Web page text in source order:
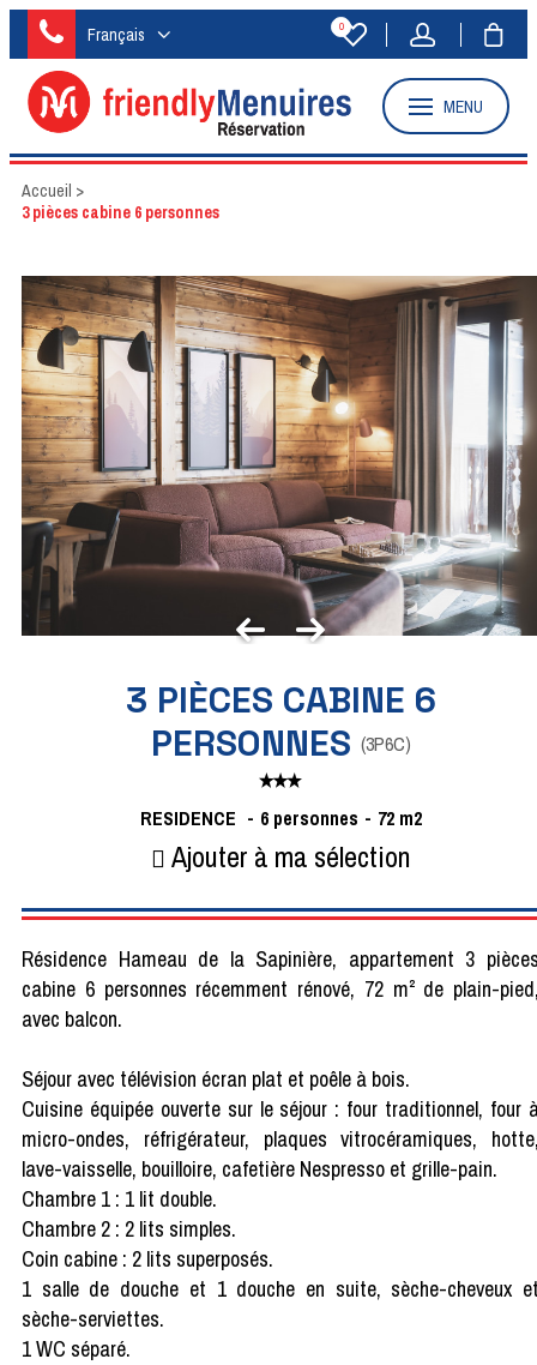
Français 0
MENU
Accueil >
3 pièces cabine 6 personnes
3 PIÈCES CABINE 6
PERSONNES (3P6C)
RESIDENCE 6 personnes 72 m2
Ajouter à ma sélection
Résidence Hameau de la Sapinière, appartement 3
cabine 6 personnes récemment rénové, 72 m² de plain-
avec balcon.
Séjour avec télévision écran plat et poêle à bois.
Cuisine équipée ouverte sur le séjour : four traditionnel, four
micro-ondes, réfrigérateur, plaques vitrocéramiques,
lave-vaisselle, bouilloire, cafetière Nespresso et grille-pain.
Chambre 1 : 1 lit double.
Chambre 2 : 2 lits simples.
Coin cabine : 2 lits superposés.
1 salle de douche et 1 douche en suite, sèche-cheveux
sèche-serviettes.
1 WC séparé.